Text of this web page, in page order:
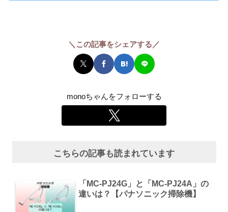
＼この記事をシェアする／
monoちゃんをフォローする
こちらの記事も読まれています
「MC-PJ24G」と「MC-PJ24A」の
違いは？【パナソニック掃除機】